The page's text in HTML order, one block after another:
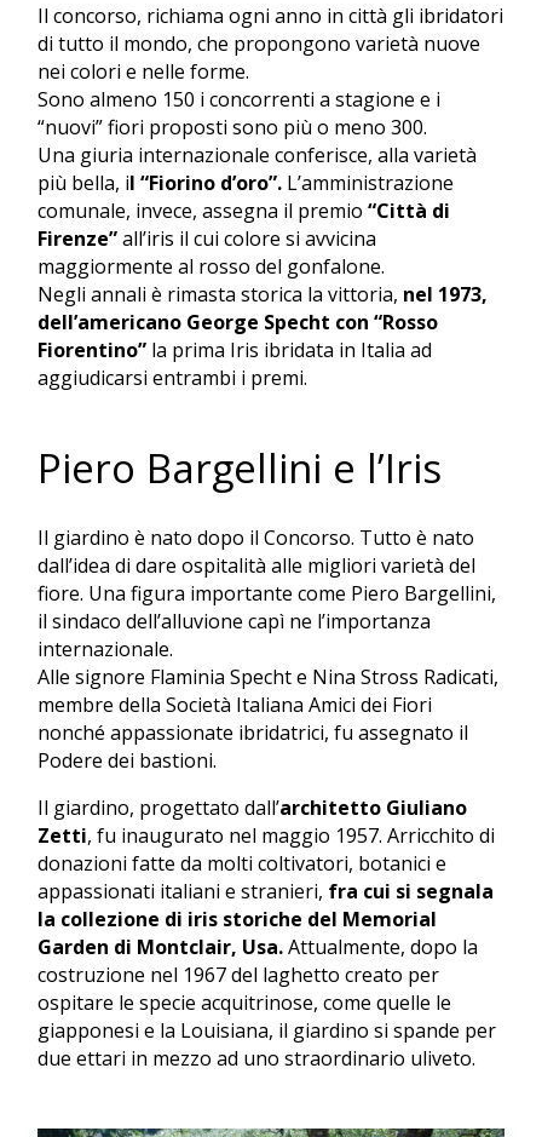
Il concorso, richiama ogni anno in città gli ibridatori
di tutto il mondo, che propongono varietà nuove
nei colori e nelle forme.
Sono almeno 150 i concorrenti a stagione e i
“nuovi” fiori proposti sono più o meno 300.
Una giuria internazionale conferisce, alla varietà
più bella, il “Fiorino d’oro”. L’amministrazione
comunale, invece, assegna il premio“Città di
Firenze”all’iris il cui colore si avvicina
maggiormente al rosso del gonfalone.
Negli annali è rimasta storica la vittoria, nel 1973,
dell’americano George Specht con “Rosso
Fiorentino” la prima Iris ibridata in Italia ad
aggiudicarsi entrambi i premi.
Piero Bargellini e l’Iris
Il giardino è nato dopo il Concorso. Tutto è nato
dall’idea di dare ospitalità alle migliori varietà del
fiore. Una figura importante come Piero Bargellini,
il sindaco dell’alluvione capì ne l’importanza
internazionale.
Alle signore Flaminia Specht e Nina Stross Radicati,
membre della Società Italiana Amici dei Fiori
nonché appassionate ibridatrici, fu assegnato il
Podere dei bastioni.
Il giardino, progettato dall’architetto Giuliano
Zetti, fu inaugurato nel maggio 1957. Arricchito di
donazioni fatte da molti coltivatori, botanici e
appassionati italiani e stranieri, fra cui si segnala
la collezione di iris storiche del Memorial
Garden di Montclair, Usa.Attualmente, dopo la
costruzione nel 1967 del laghetto creato per
ospitare le specie acquitrinose, come quelle le
giapponesi e la Louisiana, il giardino si spande per
due ettari in mezzo ad uno straordinario uliveto.